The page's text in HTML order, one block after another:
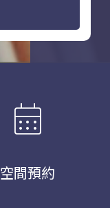
calendar_month
空間預約